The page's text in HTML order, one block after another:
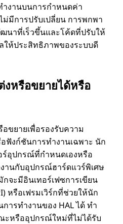
างานบนการกําหนดค่า
มีการปรับเปลี่ยน การพกพา
นาที่เร็วขึ้นและโค้ดที่ปรับให้
ให้ประสิทธิภาพของระบบดี
งหรือขยายได้หรือ
ขยายเพื่อรองรับความ
ฟังก์ชันการทํางานเฉพาะ นัก
ร์อุปกรณ์ที่กําหนดเองหรือ
านกับอุปกรณ์ฮาร์ดแวร์พิเศษ
จะมีอินเทอร์เฟซการเขียน
หรือเฟรมเวิร์กที่ช่วยให้นัก
รทํางานของ HAL ได้ ทํา
หรืออุปกรณ์ใหม่ที่ไม่ได้รับ